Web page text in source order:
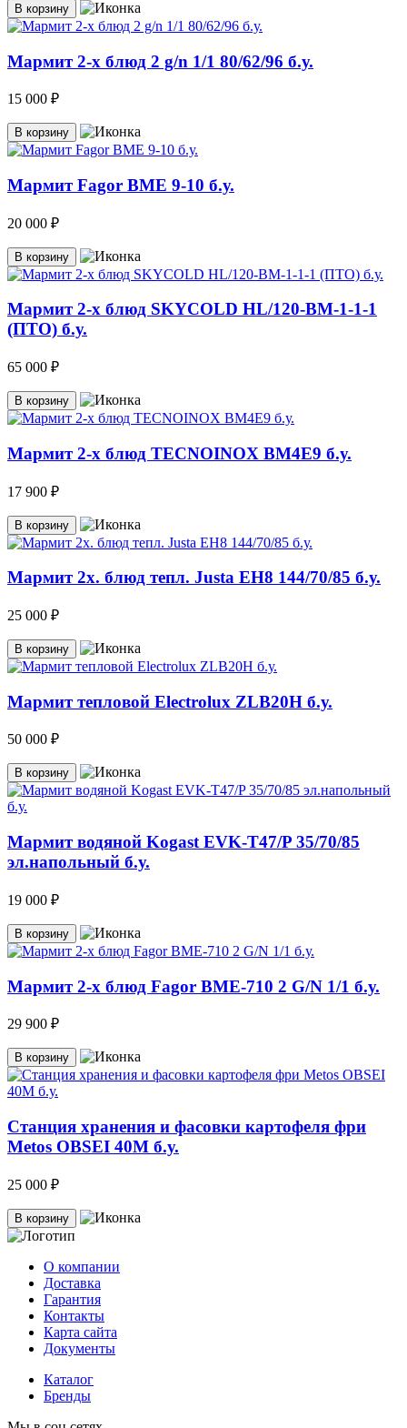
В корзину
Мармит 2-х блюд 2 g/n 1/1 80/62/96 б.у.
15 000 ₽
В корзину
Мармит Fagor BME 9-10 б.у.
20 000 ₽
В корзину
Мармит 2-х блюд SKYCOLD HL/120-BM-1-1-1
(ПТО) б.у.
65 000 ₽
В корзину
Мармит 2-х блюд TECNOINOX ВМ4Е9 б.у.
17 900 ₽
В корзину
Мармит 2х. блюд тепл. Justa EH8 144/70/85 б.у.
25 000 ₽
В корзину
Мармит тепловой Electrolux ZLB20H б.у.
50 000 ₽
В корзину
Мармит водяной Kogast EVK-T47/P 35/70/85
эл.напольный б.у.
19 000 ₽
В корзину
Мармит 2-х блюд Fagor BME-710 2 G/N 1/1 б.у.
29 900 ₽
В корзину
Станция хранения и фасовки картофеля фри
Metos OBSEI 40M б.у.
25 000 ₽
В корзину
О компании
Доставка
Гарантия
Контакты
Карта сайта
Документы
Каталог
Бренды